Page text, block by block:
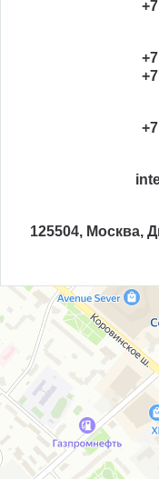
125504, Москва,